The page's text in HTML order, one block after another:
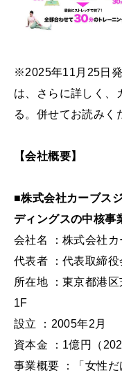
※2025年11月25日
は、さらに詳しく、
る。併せてお読みく
【会社概要】
■株式会社カーブス
ディングスの中核事
会社名 ：株式会社
代表者 ：代表取締
所在地 ：東京都港
1F
設立 ：2005年2月
資本金 ：1億円（
事業概要 ：「女性